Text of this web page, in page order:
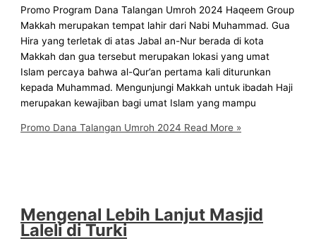
Promo Program Dana Talangan Umroh 2024 Haqeem Group
Makkah merupakan tempat lahir dari Nabi Muhammad. Gua
Hira yang terletak di atas Jabal an-Nur berada di kota
Makkah dan gua tersebut merupakan lokasi yang umat
Islam percaya bahwa al-Qur’an pertama kali diturunkan
kepada Muhammad. Mengunjungi Makkah untuk ibadah Haji
merupakan kewajiban bagi umat Islam yang mampu
Promo Dana Talangan Umroh 2024 Read More »
Mengenal Lebih Lanjut Masjid
Laleli di Turki